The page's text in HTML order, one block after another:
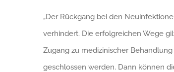
„Der Rückgang bei den
verhindert. Die erfolgreichen Wege
Zugang zu medizinischer
geschlossen werden. Dann können